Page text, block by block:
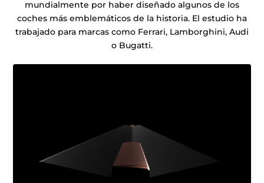
mundialmente por haber diseñado algunos de los
coches más emblemáticos de la historia. El estudio ha
trabajado para marcas como Ferrari, Lamborghini, Audi
o Bugatti.